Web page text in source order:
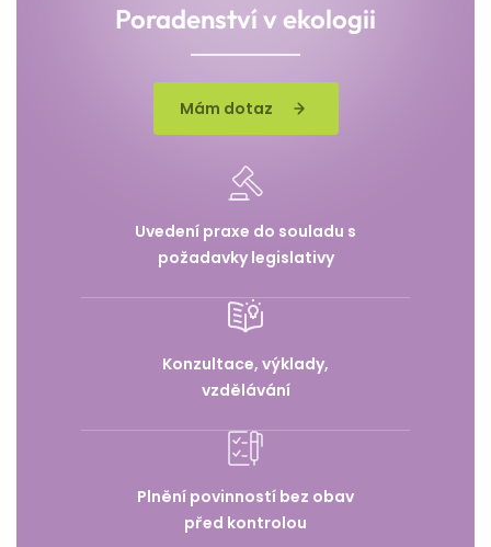
Poradenství v ekologii
Mám dotaz
Uvedení praxe do souladu s
požadavky legislativy
Konzultace, výklady,
vzdělávání
Plnění povinností bez obav
před kontrolou